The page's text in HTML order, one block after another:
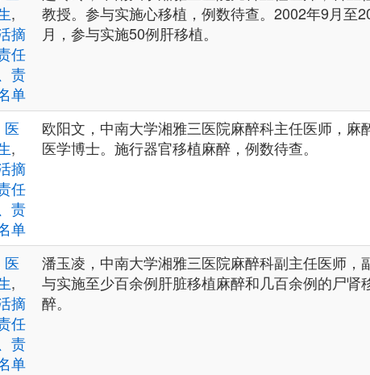
,
摘
任
责
单
教授。参与实施心移植，例数待查。2002年9月至
月，参与实施50例肝移植。
医
,
摘
任
责
单
欧阳文，中南大学湘雅三医院麻醉科主任医师，麻
医学博士。施行器官移植麻醉，例数待查。
医
,
摘
任
责
单
潘玉凌，中南大学湘雅三医院麻醉科副主任医师，
与实施至少百余例肝脏移植麻醉和几百余例的尸肾
醉。